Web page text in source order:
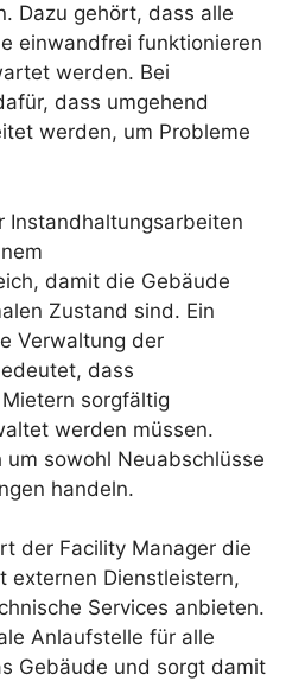
Dazu gehört, dass alle
einwandfrei funktionieren
werden. Bei
dass umgehend
werden, um Probleme
Instandhaltungsarbeiten
damit die Gebäude
Zustand sind. Ein
Verwaltung der
dass
sorgfältig
werden müssen.
um sowohl Neuabschlüsse
handeln.
der Facility Manager die
externen Dienstleistern,
Services anbieten.
Anlaufstelle für alle
Gebäude und sorgt damit